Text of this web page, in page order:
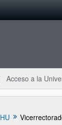
Acceso a la